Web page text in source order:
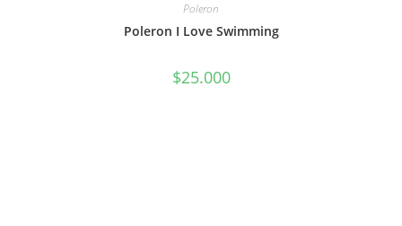
Poleron
Poleron I Love Swimming
$25.000